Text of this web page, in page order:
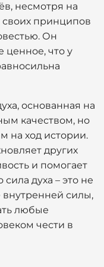
несмотря на
своих принципов
Он
ценное, что у
основанная на
качеством, но
на ход истории.
других
и помогает
духа – это не
внутренней силы,
любые
чести в